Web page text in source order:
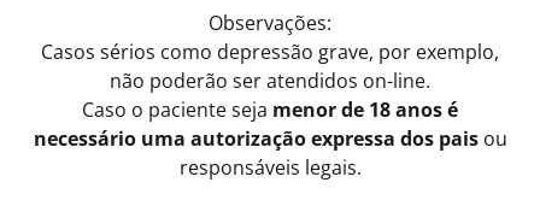
Observações:
Casos sérios como depressão grave, por exemplo,
não poderão ser atendidos on-line.
Caso o paciente seja menor de 18 anos é
necessário uma autorização expressa dos paisou
responsáveis legais.